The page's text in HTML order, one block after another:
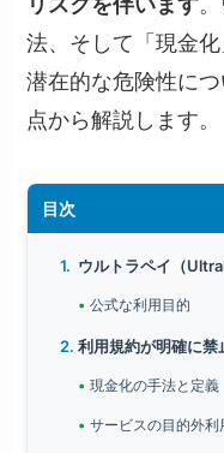
法、そして「現金
潜在的な危険性に
点から解説します。
目次
ウルトラペイ（
公式な利用目的
利用規約が明確に
現金化の手法と定義
サービスの目的外利